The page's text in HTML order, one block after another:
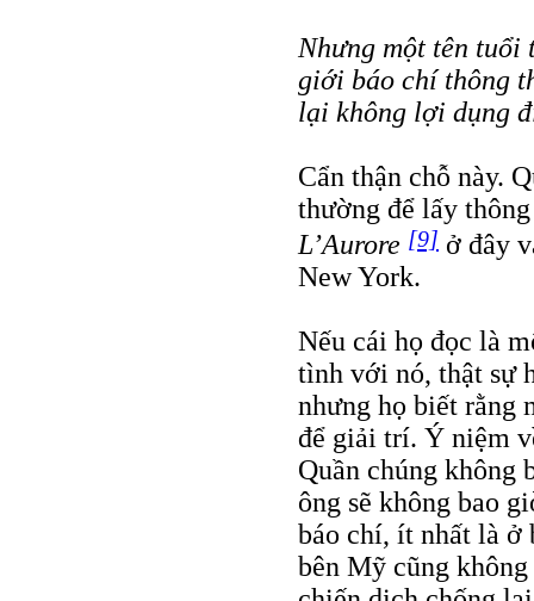
Nhưng một tên
giới báo chí thông
lại không lợi dụng
Cẩn thận chỗ này.
thường để lấy
L’Aurore [9] ở đây
New York.
Nếu cái họ đọc là
tình với nó, thật sự
nhưng họ biết rằng
để giải trí. Ý niệm
Quần chúng không
ông sẽ không bao
báo chí, ít nhất là ở
bên Mỹ cũng